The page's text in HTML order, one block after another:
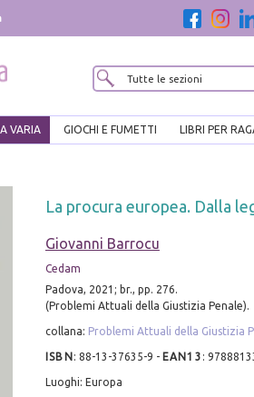
VARIA GIOCHI E FUMETTI LIBRI PER
La procura europea. Dalla
Giovanni Barrocu
Cedam
Padova, 2021; br., pp. 276.
(Problemi Attuali della Giustizia Penale).
collana: Problemi Attuali della Giustizia
ISBN : 88-13-37635-9 - EAN13 :
Luoghi: Europa